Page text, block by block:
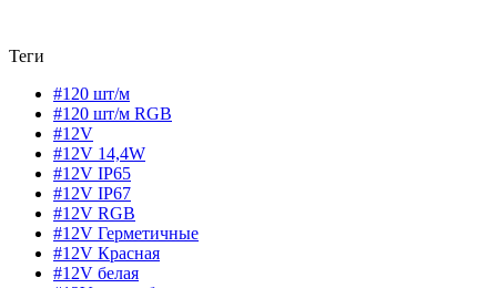
Теги
#120 шт/м
#120 шт/м RGB
#12V
#12V 14,4W
#12V IP65
#12V IP67
#12V RGB
#12V Герметичные
#12V Красная
#12V белая